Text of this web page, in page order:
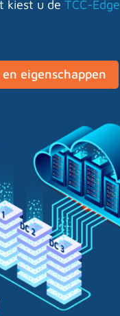
kiest u de TCC-Edge
eigenschappen